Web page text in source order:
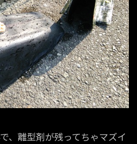
、離型剤が残ってちゃマズイ